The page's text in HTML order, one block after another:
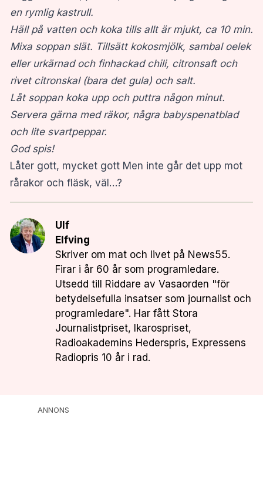
en rymlig kastrull.
Häll på vatten och koka tills allt är mjukt, ca 10 min.
Mixa soppan slät. Tillsätt kokosmjölk, sambal oelek
eller urkärnad och finhackad chili, citronsaft och
rivet citronskal (bara det gula) och salt.
Låt soppan koka upp och puttra någon minut.
Servera gärna med räkor, några babyspenatblad
och lite svartpeppar.
God spis!
Låter gott, mycket gott Men inte går det upp mot
rårakor och fläsk, väl…?
Ulf
Elfving
Skriver om mat och livet på News55.
Firar i år 60 år som programledare.
Utsedd till Riddare av Vasaorden "för
betydelsefulla insatser som journalist och
programledare". Har fått Stora
Journalistpriset, Ikarospriset,
Radioakademins Hederspris, Expressens
Radiopris 10 år i rad.
ANNONS